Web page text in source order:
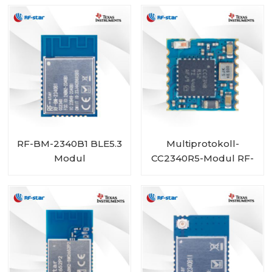
Fahrzeuge
RF-BM-2340B1 BLE5.3
Modul
Multiprotokoll-
CC2340R5-Modul RF-